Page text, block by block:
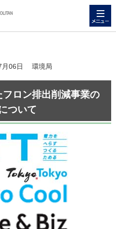
月06日 環境局
ロン排出削減事業の
ついて